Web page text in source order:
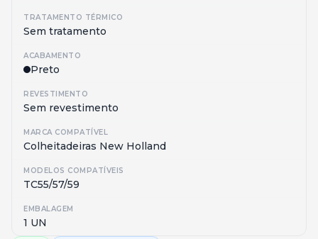
TRATAMENTO TÉRMICO
Sem tratamento
ACABAMENTO
Preto
REVESTIMENTO
Sem revestimento
MARCA COMPATÍVEL
Colheitadeiras New Holland
MODELOS COMPATÍVEIS
TC55/57/59
EMBALAGEM
1 UN